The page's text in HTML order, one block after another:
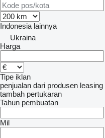
Indonesia lainnya
Ukraina
Harga
Tipe iklan
penjualan dari produsen leasing
tambah pertukaran
Tahun pembuatan
Mil